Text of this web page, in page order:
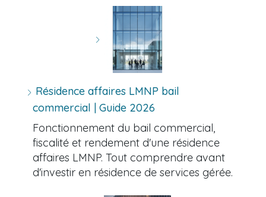
Résidence affaires LMNP bail
commercial | Guide 2026
Fonctionnement du bail commercial,
fiscalité et rendement d'une résidence
affaires LMNP. Tout comprendre avant
d'investir en résidence de services gérée.